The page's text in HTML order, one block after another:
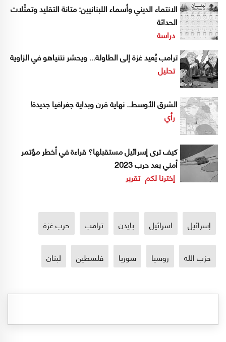
الانتماء الديني وأسماء اللبنانيين: متانة التقليد وتمثّلات
الحداثة
دراسة
ترامب يُعيد غزة إلى الطاولة... ويحشر نتنياهو في الزاوية
تحليل
الشرق الأوسط.. نهاية قرن وبداية جغرافيا جديدة!
رأي
كيف ترى إسرائيل مستقبلها؟ قراءة في أخطر مؤتمر
أمني بعد حرب 2023
إخترنا لكم تقرير
إسرائيل اسرائيل بايدن ترامب حرب غزة
حزب الله روسيا سوريا فلسطين لبنان